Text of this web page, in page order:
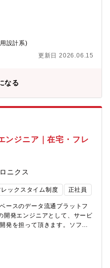
ム制度導入、「えるぼし」
多数あり、選考フローを熟知
フォロー致します。
幹システム開発において、リ
きます。・事業部門と連携し
検討を主導していただきま
ど、技術的な意思決定および
必要に応じてご自身でも実装
てていく役割をご担当いただ
/ PHP / C# / JavaScript・
Server / MySQL /
：AWS / Azure / オンプレミス
討・導入も行っています。
近く、自分の開発が業務改善
・利用者の反応をダイレクト
価される環境です。・内製開
き合うことができます。【募
将来を見据えた体制強化のた
ステムエンジニアを募集して
名、協力会社約8名のシステム
年齢層の社員が働いていま
設計系)
更新日 2026.06.15
なる
ンジニア｜在宅・フレ
ニクス
レックスタイム制度 正社員
ースのデータ流通プラットフ
発エンジニアとして、サービ
発を担って頂きます。ソフト
促進するプラットフォームで
が中心ですが、ソフトウェア
環境の”場”を提供する領域の拡